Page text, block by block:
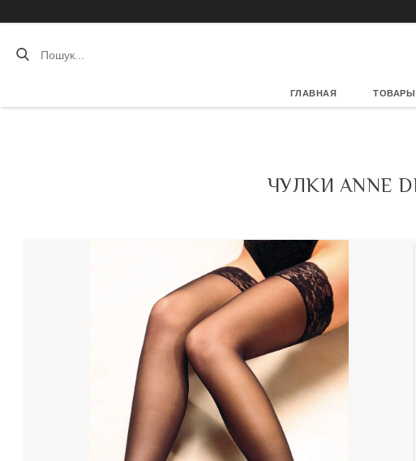
ГЛАВНАЯ ТОВАРЫ
ЧУЛКИ ANNE